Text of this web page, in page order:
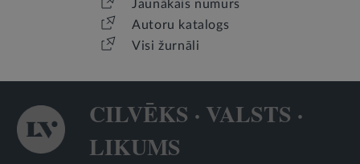
Jaunākais numurs
Autoru katalogs
Visi žurnāli
CILVĒKS · VALSTS ·
LIKUMS